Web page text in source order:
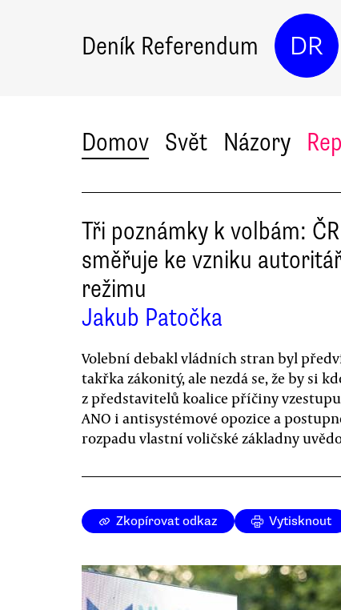
Deník Referendum DR
Domov Svět Názory
Tři poznámky k volbám: ČR
směřuje ke vzniku
režimu
Jakub Patočka
Volební debakl vládních stran byl
takřka zákonitý, ale nezdá se, že by si
z představitelů koalice příčiny
ANO i antisystémové opozice a
rozpadu vlastní voličské základny
Zkopírovat odkaz Vytisknout